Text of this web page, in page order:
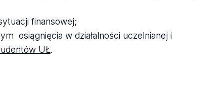
finansowej;
osiągnięcia w działalności uczelnianej i
UŁ.